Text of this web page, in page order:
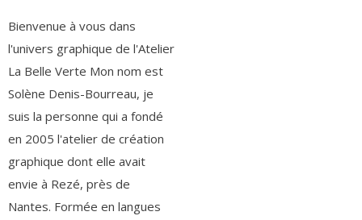
Bienvenue à vous dans
l'univers graphique de l'Atelier
La Belle Verte Mon nom est
Solène Denis-Bourreau, je
suis la personne qui a fondé
en 2005 l'atelier de création
graphique dont elle avait
envie à Rezé, près de
Nantes. Formée en langues